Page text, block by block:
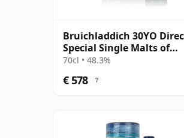
Bruichladdich 30YO
Special Single Malts of
Scotland
70cl • 48.3%
€ 578 ?